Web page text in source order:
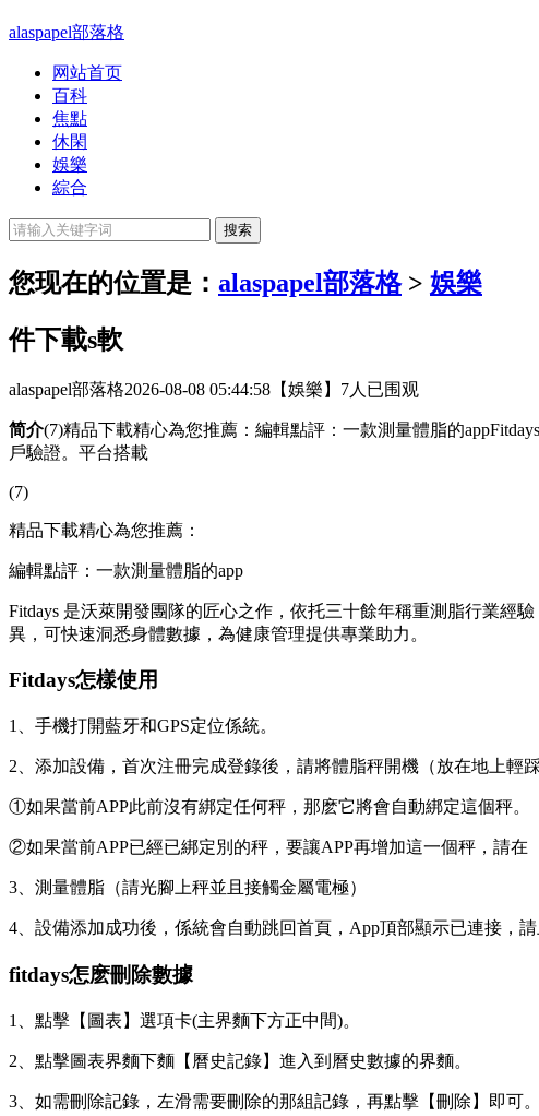
alaspapel部落格
网站首页
百科
焦點
休閑
娛樂
綜合
您现在的位置是： alaspapel部落格> 娛樂
件下載s軟
alaspapel部落格2026-08-08 05:44:58 【娛樂】 7人已围观
简介(7)精品下載精心為您推薦：編輯點評：一款測量體脂的
戶驗證。平台搭載
(7)
精品下載精心為您推薦：
編輯點評：一款測量體脂的app
Fitdays 是沃萊開發團隊的匠心之作，依托三十餘年稱重測脂行業經
異，可快速洞悉身體數據，為健康管理提供專業助力。
Fitdays怎樣使用
1、手機打開藍牙和GPS定位係統。
2、添加設備，首次注冊完成登錄後，請將體脂秤開機（放在地上輕
①如果當前APP此前沒有綁定任何秤， 那麽它將會自動綁定這個秤。
②如果當前APP已經已綁定別的秤，要讓APP再增加這一個秤，請在
3、測量體脂（請光腳上秤並且接觸金屬電極）
4、設備添加成功後，係統會自動跳回首頁，App頂部顯示已連接，
fitdays怎麽刪除數據
1、點擊【圖表】選項卡(主界麵下方正中間)。
2、點擊圖表界麵下麵【曆史記錄】進入到曆史數據的界麵。
3、如需刪除記錄，左滑需要刪除的那組記錄，再點擊【刪除】即可。